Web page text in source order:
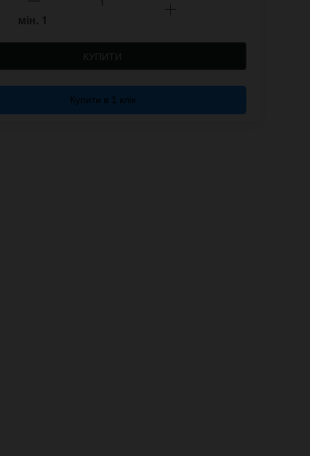
мін. 1
КУПИТИ
Купити в 1 клік